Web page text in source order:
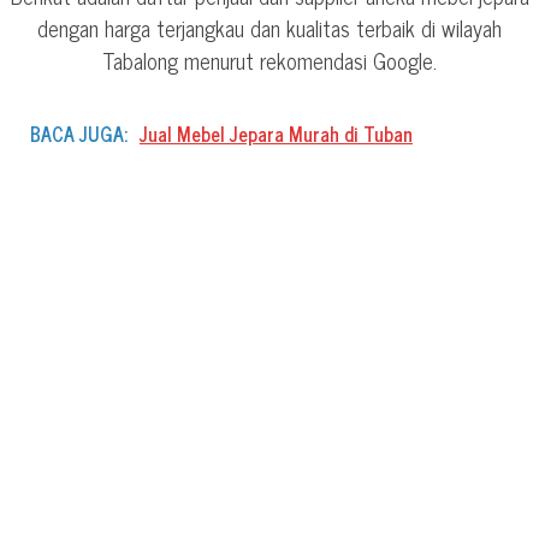
dengan harga terjangkau dan kualitas terbaik di wilayah
Tabalong menurut rekomendasi Google.
BACA JUGA: Jual Mebel Jepara Murah di Tuban